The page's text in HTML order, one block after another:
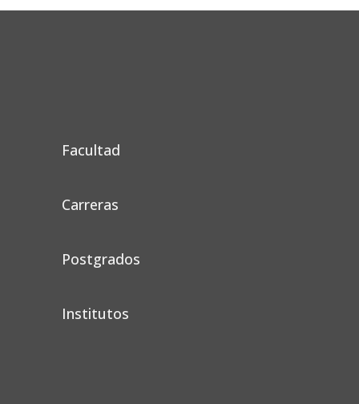
Facultad
Carreras
Postgrados
Institutos